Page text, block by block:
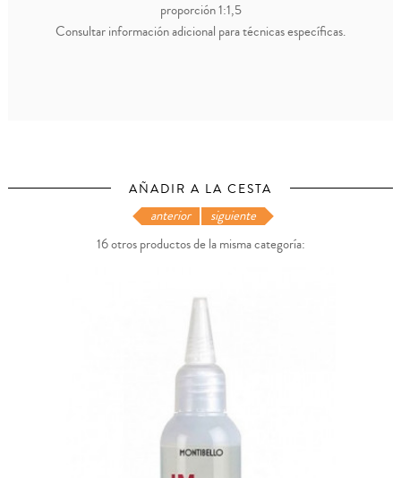
proporción 1:1,5
Consultar información adicional para técnicas específicas.
AÑADIR A LA CESTA
16 otros productos de la misma categoría:
anterior siguiente